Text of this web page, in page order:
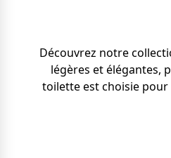
Découvrez notre
légères et élégantes,
toilette est choisie pour